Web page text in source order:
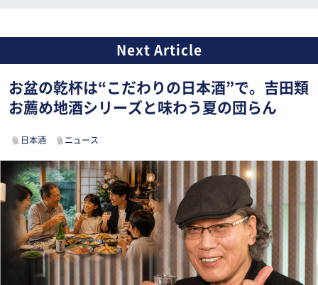
お盆の乾杯は“こだわりの日本酒”で。吉田類
お薦め地酒シリーズと味わう夏の団らん
日本酒 ニュース